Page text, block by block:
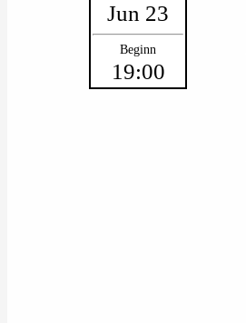
Jun 23
Beginn
19:00